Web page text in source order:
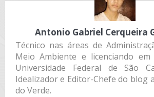
Antonio Gabriel Cerqueira
Técnico nas áreas de
Meio Ambiente e licenciando em
Universidade Federal de São
Idealizador e Editor-Chefe do blog
do Verde.